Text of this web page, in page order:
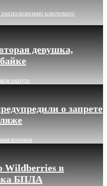
расположению ключевого
девушка,
округе
о запрете
нормам
Wildberries в
БПЛА